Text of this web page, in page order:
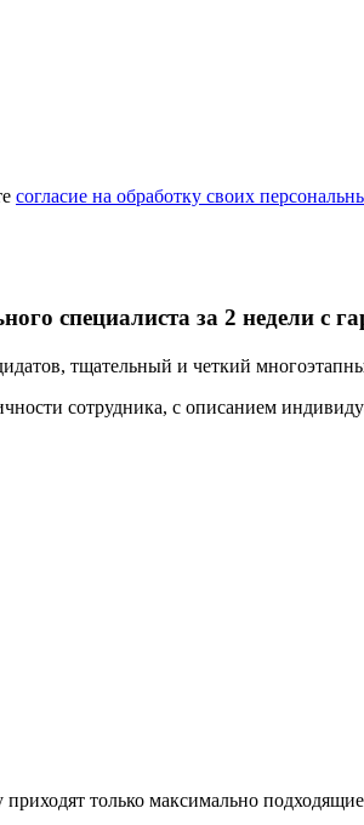
согласие на обработку своих
специалиста за 2 недели с
тщательный и четкий
сотрудника, с описанием
приходят только максимально